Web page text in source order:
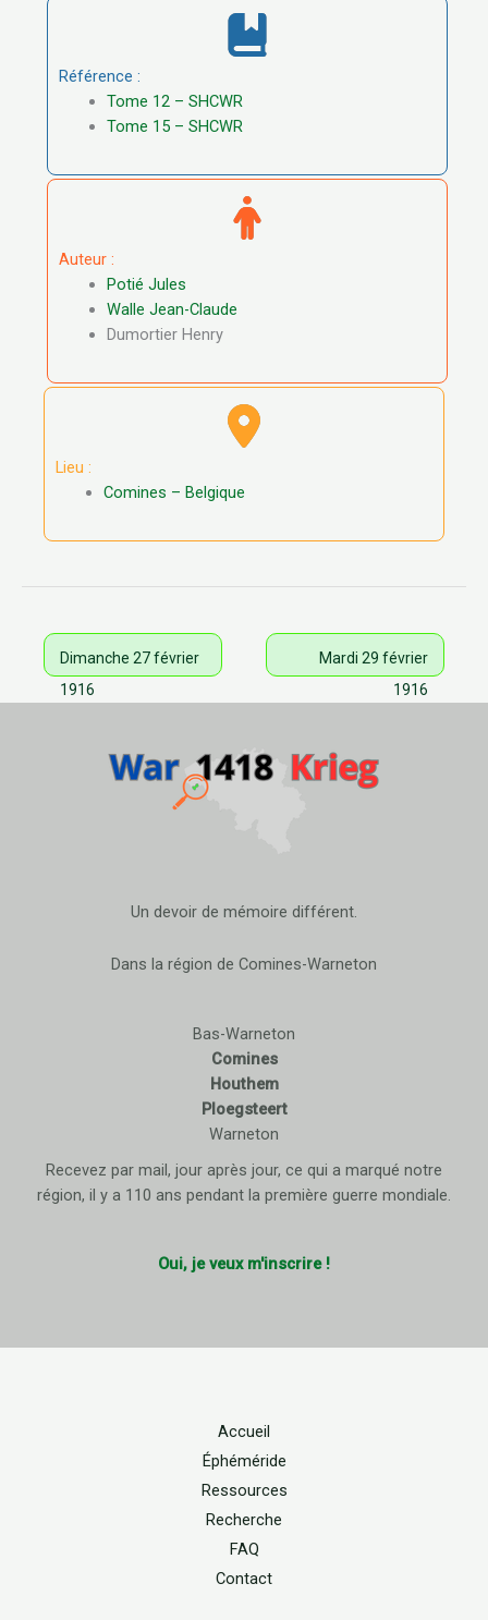
Référence :
Tome 12 – SHCWR
Tome 15 – SHCWR
Auteur :
Potié Jules
Walle Jean-Claude
Dumortier Henry
Lieu :
Comines – Belgique
Dimanche 27 février
1916
Mardi 29 février
1916
Un devoir de mémoire différent.
Dans la région de Comines-Warneton
Bas-Warneton
Comines
Houthem
Ploegsteert
Warneton
Recevez par mail, jour après jour, ce qui a marqué notre
région, il y a 110 ans pendant la première guerre mondiale.
Oui, je veux m'inscrire !
Accueil
Éphéméride
Ressources
Recherche
FAQ
Contact